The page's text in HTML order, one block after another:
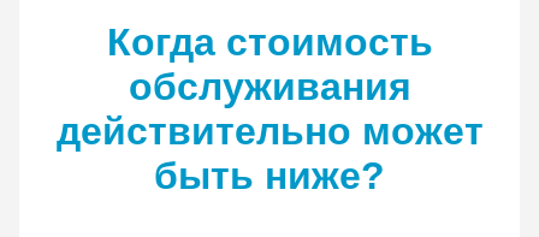
Когда стоимость
обслуживания
действительно может
быть ниже?